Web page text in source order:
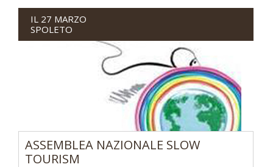
IL 27 MARZO
SPOLETO
ASSEMBLEA NAZIONALE SLOW
TOURISM